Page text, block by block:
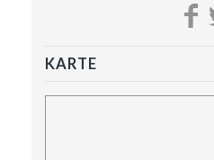
KARTE